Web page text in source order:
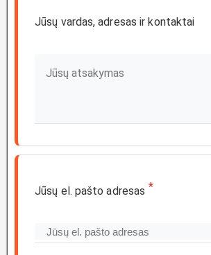
Jūsų vardas, adresas ir kontaktai
Jūsų el. pašto adresas *